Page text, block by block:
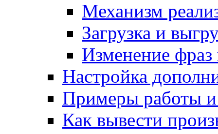
Механизм
Загрузка и
Изменение
Настройка
Примеры работы
Как вывести